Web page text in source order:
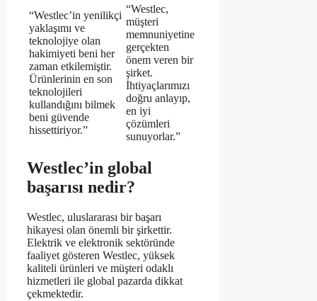
“Westlec’in yenilikçi
yaklaşımı ve
teknolojiye olan
hakimiyeti beni her
zaman etkilemiştir.
Ürünlerinin en son
teknolojileri
kullandığını bilmek
beni güvende
hissettiriyor.”
“Westlec,
müşteri
memnuniyetine
gerçekten
önem veren bir
şirket.
İhtiyaçlarımızı
doğru anlayıp,
en iyi
çözümleri
sunuyorlar.”
Westlec’in global
başarısı nedir?
Westlec, uluslararası bir başarı
hikayesi olan önemli bir şirkettir.
Elektrik ve elektronik sektöründe
faaliyet gösteren Westlec, yüksek
kaliteli ürünleri ve müşteri odaklı
hizmetleri ile global pazarda dikkat
çekmektedir.